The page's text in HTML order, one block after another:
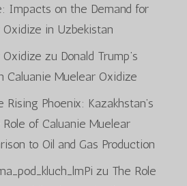
Impacts on the Demand for
in Uzbekistan
Oxidize zu Donald Trump’s
Muelear Oxidize
Rising Phoenix: Kazakhstan’s
of Caluanie Muelear
to Oil and Gas Production
zu The Role